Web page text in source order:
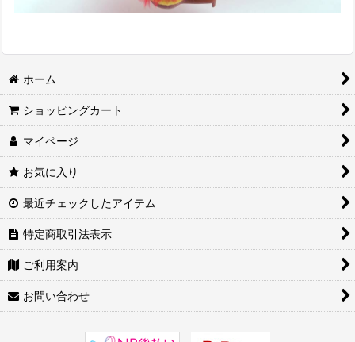
ホーム
ショッピングカート
マイページ
お気に入り
最近チェックしたアイテム
特定商取引法表示
ご利用案内
お問い合わせ